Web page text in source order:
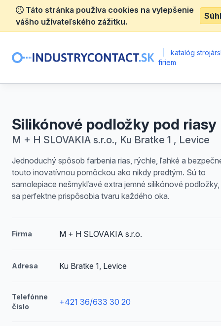
Táto stránka používa cookies na vylepšenie
vášho užívateľského zážitku.
katalóg
firiem
Silikónové podložky pod riasy
M + H SLOVAKIA s.r.o., Ku Bratke 1 , Levice
Jednoduchý spôsob farbenia rias, rýchle, ľahké a
touto inovatívnou pomôckou ako nikdy predtým. Sú to
samolepiace nešmykľavé extra jemné silikónové
sa perfektne prispôsobia tvaru každého oka.
Firma M + H SLOVAKIA s.r.o.
Adresa Ku Bratke 1, Levice
Telefónne
číslo
+421 36/633 30 20